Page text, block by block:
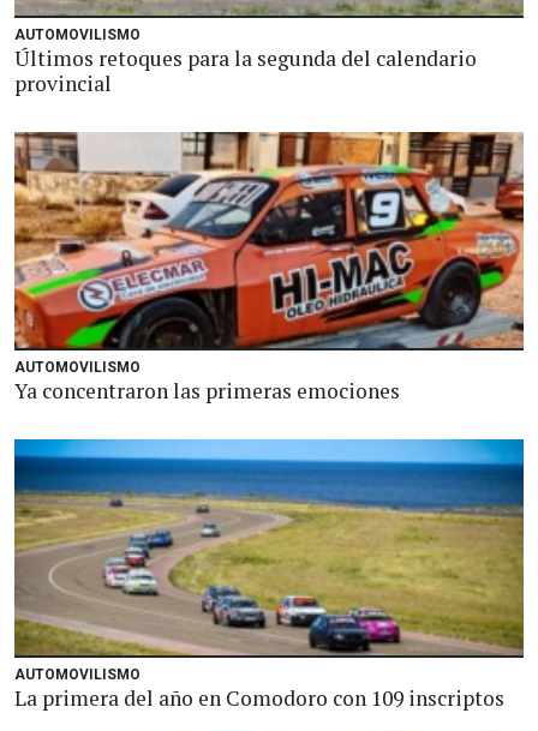
AUTOMOVILISMO
Últimos retoques para la segunda del calendario
provincial
AUTOMOVILISMO
Ya concentraron las primeras emociones
AUTOMOVILISMO
La primera del año en Comodoro con 109 inscriptos